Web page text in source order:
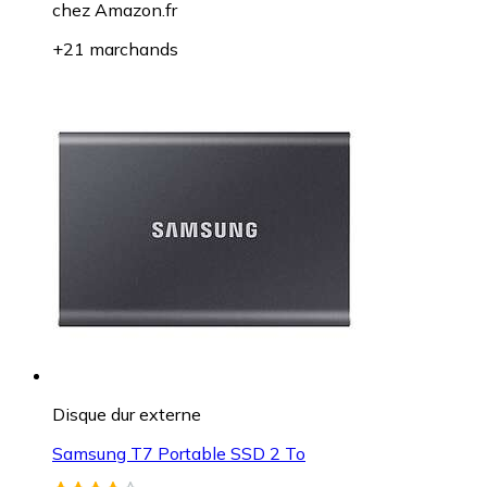
chez Amazon.fr
+21 marchands
Disque dur externe
Samsung T7 Portable SSD 2 To